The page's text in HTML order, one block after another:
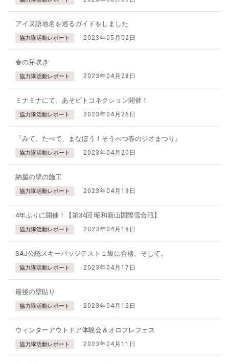
アイヌ語地名を巡るガイドをしました
協力隊活動レポート 2023年05月02日
春の芽吹き
協力隊活動レポート 2023年04月28日
ミナミナにて、あそビトコネクション開催！
協力隊活動レポート 2023年04月26日
『みて、たべて、まなぼう！そうべつ春のジオまつり』
協力隊活動レポート 2023年04月20日
納屋の壁の施工
協力隊活動レポート 2023年04月19日
4年ぶりに開催！【第34回 昭和新山国際雪合戦】
協力隊活動レポート 2023年04月18日
SAJ公認スキーバッジテスト１級に合格、そして。
協力隊活動レポート 2023年04月17日
最後の壁貼り
協力隊活動レポート 2023年04月12日
ウィンターアウトドア体験会＆オロフレフェス
協力隊活動レポート 2023年04月11日